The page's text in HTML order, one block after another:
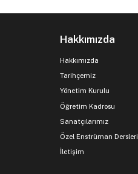
Hakkımızda
Hakkımızda
Tarihçemiz
Yönetim Kurulu
Öğretim Kadrosu
Sanatçılarımız
Özel Enstrüman Dersleri
İletişim